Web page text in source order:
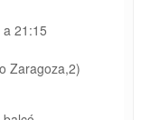
a 21:15
Zaragoza,2)